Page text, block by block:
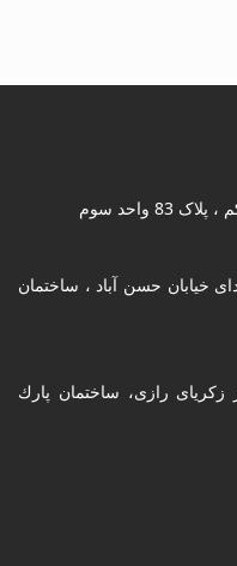
واحد سوم
خیابان حسن آباد ، ساختمان
زکریای رازی، ساختمان پارك